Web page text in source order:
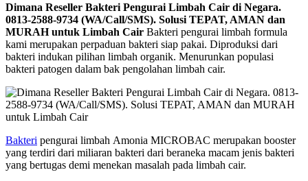
Dimana Reseller Bakteri Pengurai Limbah Cair di Negara.
0813-2588-9734 (WA/Call/SMS). Solusi TEPAT, AMAN dan
MURAH untuk Limbah Cair Bakteri pengurai limbah formula
kami merupakan perpaduan bakteri siap pakai. Diproduksi dari
bakteri indukan pilihan limbah organik. Menurunkan populasi
bakteri patogen dalam bak pengolahan limbah cair.
Bakteri pengurai limbah Amonia MICROBAC merupakan booster
yang terdiri dari miliaran bakteri dari beraneka macam jenis bakteri
yang bertugas demi menekan masalah pada limbah cair.